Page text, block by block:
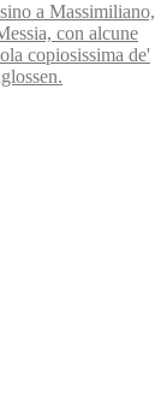
a Massimiliano,
con alcune
copiosissima de'